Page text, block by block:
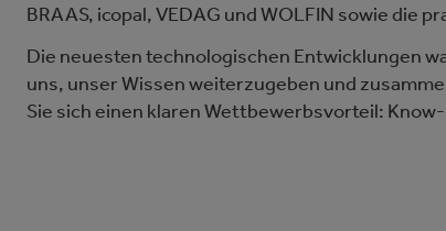
BRAAS, icopal, VEDAG und WOLFIN sowie die
Die neuesten technologischen Entwicklungen
uns, unser Wissen weiterzugeben und
Sie sich einen klaren Wettbewerbsvorteil: